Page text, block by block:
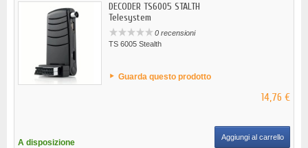
DECODER TS6005 STALTH
Telesystem
0 recensioni
TS 6005 Stealth
Guarda questo prodotto
14,76 €
A disposizione
Aggiungi al carrello